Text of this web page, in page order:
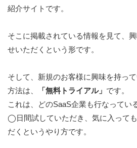
紹介サイトです。
そこに掲載されている情報を見て、
せいただくという形です。
そして、新規のお客様に興味を持っ
方法は、
「無料トライアル」 です。
これは、どのSaaS企業も行なってい
◯日間試していただき、気に入って
だくというやり方です。